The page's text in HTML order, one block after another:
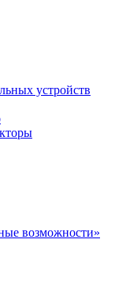
устройств
возможности»